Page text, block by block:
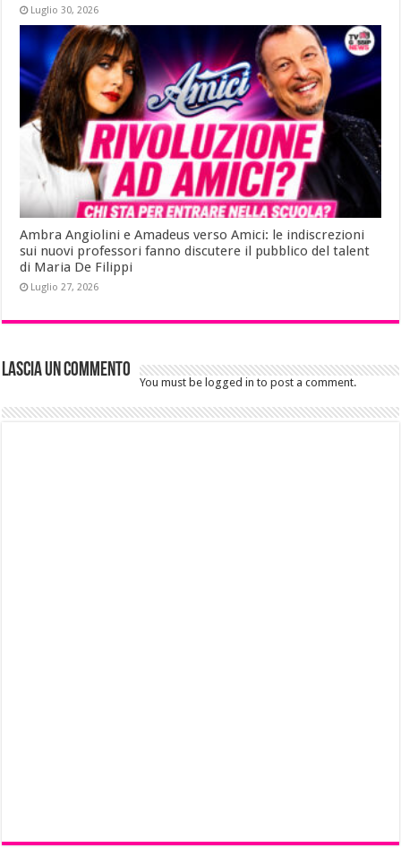
Luglio 30, 2026
Ambra Angiolini e Amadeus verso Amici: le indiscrezioni
sui nuovi professori fanno discutere il pubblico del talent
di Maria De Filippi
Luglio 27, 2026
Lascia un commento
You must be logged in to post a comment.